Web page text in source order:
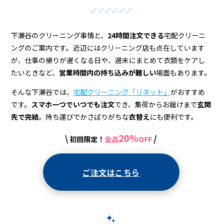
宅
配
ク
リ
ー
下瀬谷のクリーニング事情と、 24時間注文できる宅配クリーニ
ングのご案内です。近辺にはクリーニング店も点在しています
が、仕事の帰りが遅くなる日や、週末にまとめて衣類をケアし
たいときなど、 営業時間内の持ち込みが難しい場面もあります。
そんな下瀬谷では、 宅配クリーニング「リネット」 がおすすめ
です。 スマホ一つでいつでも注文でき、集荷からお届けまで玄関
先で完結。持ち運びでかさばりがちな衣替えにも便利です。
\ 初回限定！ 全品20%OFF /
ご注文はこちら